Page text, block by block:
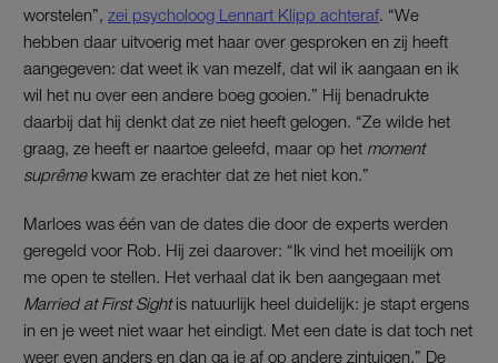
worstelen”, zei psycholoog Lennart Klipp achteraf. “We
hebben daar uitvoerig met haar over gesproken en zij heeft
aangegeven: dat weet ik van mezelf, dat wil ik aangaan en ik
wil het nu over een andere boeg gooien.” Hij benadrukte
daarbij dat hij denkt dat ze niet heeft gelogen. “Ze wilde het
graag, ze heeft er naartoe geleefd, maar op het moment
suprêmekwam ze erachter dat ze het niet kon.”
Marloes was één van de dates die door de experts werden
geregeld voor Rob. Hij zei daarover: “Ik vind het moeilijk om
me open te stellen. Het verhaal dat ik ben aangegaan met
Married at First Sightis natuurlijk heel duidelijk: je stapt ergens
in en je weet niet waar het eindigt. Met een date is dat toch net
weer even anders en dan ga je af op andere zintuigen.” De